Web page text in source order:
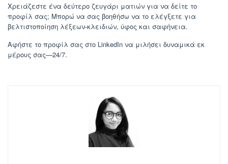
Χρειάζεστε ένα δεύτερο ζευγάρι ματιών για να δείτε το
προφίλ σας; Μπορώ να σας βοηθήσω να το ελέγξετε για
βελτιστοποίηση λέξεων-κλειδιών, ύφος και σαφήνεια.
Αφήστε το προφίλ σας στο LinkedIn να μιλήσει δυναμικά εκ
μέρους σας—24/7.